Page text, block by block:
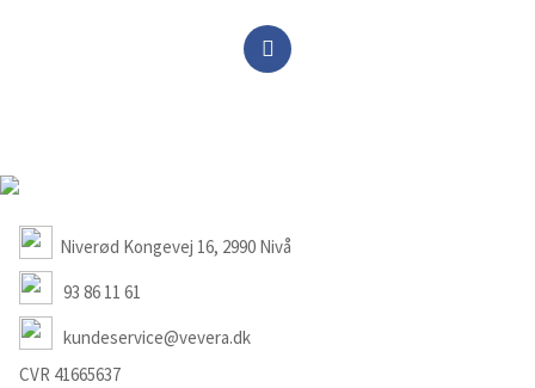
Niverød Kongevej 16, 2990 Nivå
93 86 11 61
kundeservice@vevera.dk
CVR 41665637